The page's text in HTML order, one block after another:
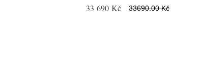
33 690 Kč 33690.00 Kč